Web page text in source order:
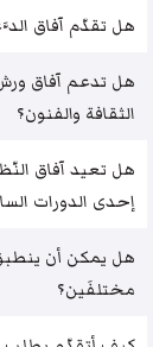
هل تقدّم آفاق
هل تدعم آفاق
الثقافة والفنون؟
هل تعيد آفاق
إحدى الدورات
هل يمكن أن
مختلفَين؟